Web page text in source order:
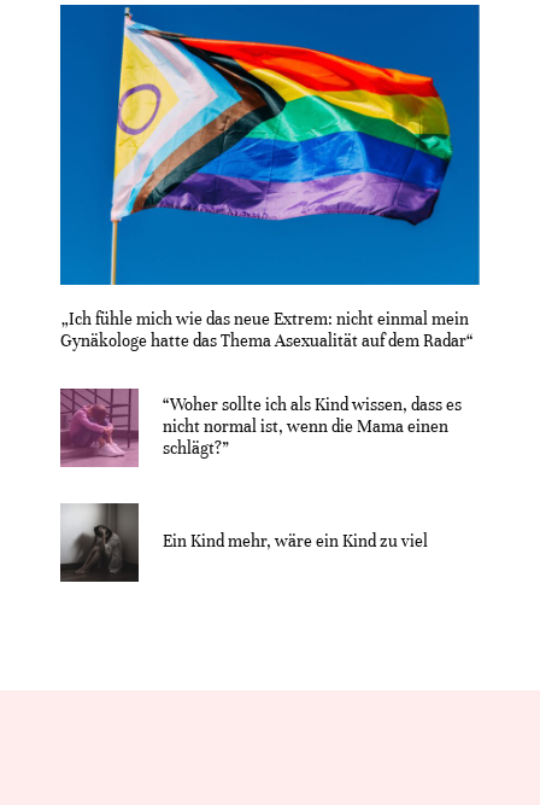
„Ich fühle mich wie das neue Extrem: nicht einmal mein
Gynäkologe hatte das Thema Asexualität auf dem Radar“
“Woher sollte ich als Kind wissen, dass es
nicht normal ist, wenn die Mama einen
schlägt?”
Ein Kind mehr, wäre ein Kind zu viel